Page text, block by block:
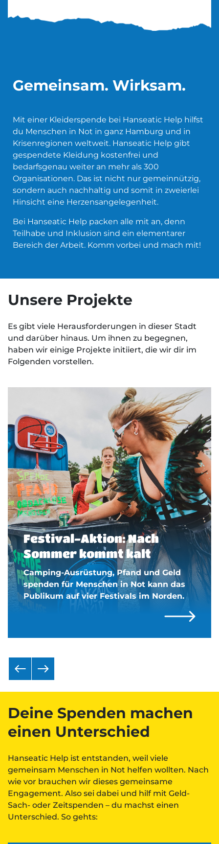
Gemeinsam. Wirksam.
Mit einer Kleiderspende bei Hanseatic Help hilfst
du Menschen in Not in ganz Hamburg und in
Krisenregionen weltweit. Hanseatic Help gibt
gespendete Kleidung kostenfrei und
bedarfsgenau weiter an mehr als 300
Organisationen. Das ist nicht nur gemeinnützig,
sondern auch nachhaltig und somit in zweierlei
Hinsicht eine Herzensangelegenheit.
Bei Hanseatic Help packen alle mit an, denn
Teilhabe und Inklusion sind ein elementarer
Bereich der Arbeit. Komm vorbei und mach mit!
Unsere Projekte
Es gibt viele Herausforderungen in dieser Stadt
und darüber hinaus. Um ihnen zu begegnen,
haben wir einige Projekte initiiert, die wir dir im
Folgenden vorstellen.
Festival-Aktion: Nach
Sommer kommt kalt
Camping-Ausrüstung, Pfand und Geld
spenden für Menschen in Not kann das
Publikum auf vier Festivals im Norden.
Deine Spenden machen
einen Unterschied
Hanseatic Help ist entstanden, weil viele
gemeinsam Menschen in Not helfen wollten. Nach
wie vor brauchen wir dieses gemeinsame
Engagement. Also sei dabei und hilf mit Geld-
Sach- oder Zeitspenden – du machst einen
Unterschied. So gehts: